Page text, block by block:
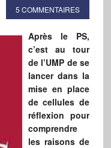
5 COMMENTAIRES
Après le PS,
c’est au tour
de l’UMP de se
lancer dans la
mise en place
de cellules de
réflexion pour
comprendre
les raisons de